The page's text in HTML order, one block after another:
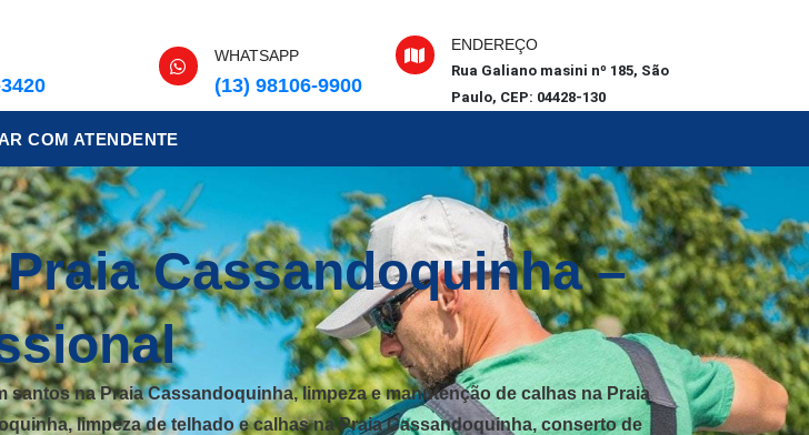
WHATSAPP
(13) 98106-9900
ENDEREÇO
Rua Galiano masini nº 185, São
Paulo, CEP: 04428-130
COM ATENDENTE
Cassandoquinha –
na Praia Cassandoquinha, limpeza e manutenção de calhas na Praia
limpeza de telhado e calhas na Praia Cassandoquinha, conserto de